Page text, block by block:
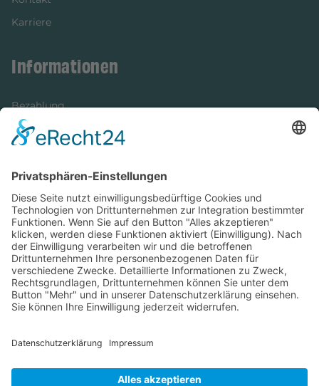
Karriere
Informationen
Bezahlung
Newsletter
Versandinformationen
Verfügbarkeit/Verträglichkeit
Rechtliches
Widerrufsrecht und Widerrufsformular
Impressum
Datenschutzerklärung
Cookie-Einstellungen
AGB